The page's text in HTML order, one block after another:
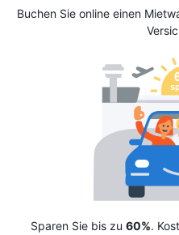
Buchen Sie online einen
Sparen Sie bis zu 60%.